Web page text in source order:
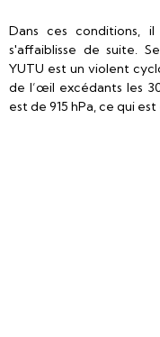
Dans ces conditions,
s'affaiblisse de suite.
YUTU est un violent
de l’œil excédants les
est de 915 hPa, ce qui